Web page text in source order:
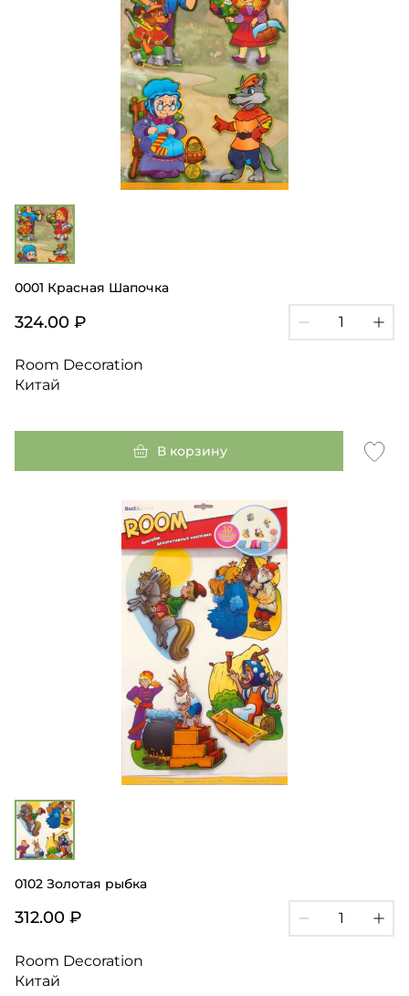
0001 Красная Шапочка
324.00 ₽
Room Decoration
Китай
В корзину
0102 Золотая рыбка
312.00 ₽
Room Decoration
Китай